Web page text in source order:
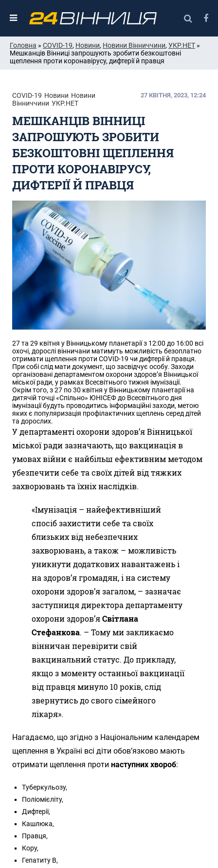
Головна » COVID-19, Новини, Новини Вінниччини, УКР.НЕТ »
Мешканців Вінниці запрошують зробити безкоштовні
щеплення проти коронавірусу, дифтерії й правця
COVID-19 Новини Новини
Вінниччини УКР.НЕТ
27 КВІТНЯ, 2023, 12:24
МЕШКАНЦІВ ВІННИЦІ
ЗАПРОШУЮТЬ ЗРОБИТИ
БЕЗКОШТОВНІ ЩЕПЛЕННЯ
ПРОТИ КОРОНАВІРУСУ,
ДИФТЕРІЇ Й ПРАВЦЯ
27 та 29 квітня у Вінницькому планетарії з 12:00 до 16:00 всі
охочі, дорослі вінничани матимуть можливість безоплатно
отримати щеплення проти COVID-19 чи дифтерії й правця.
При собі слід мати документ, що засвідчує особу. Заходи
організовані департаментом охорони здоров’я Вінницької
міської ради, у рамках Всесвітнього тижня імунізації.
Окрім того, з 27 по 30 квітня у Вінницькому планетарії на
дитячій точці «Спільно» ЮНІСЕФ до Всесвітнього дня
імунізації будуть проводитись інформаційні заходи, метою
яких є популяризація профілактичних щеплень серед дітей
та дорослих.
У департаменті охорони здоров’я Вінницької
міської ради зазначають, що вакцинація в
умовах війни є найбільш ефективним методом
убезпечити себе та своїх дітей від тяжких
захворювань та їхніх наслідків.
«Імунізація – найефективніший
спосіб захистити себе та своїх
близьких від небезпечних
захворювань, а також – можливість
уникнути додаткових навантажень і
на здоров’я громадян, і на систему
охорони здоров’я загалом, – зазначає
заступниця директора департаменту
охорони здоров’яСвітлана
Стефанкова. – Тому ми закликаємо
вінничан перевірити свій
вакцинальний статус. До прикладу,
якщо з моменту останньої вакцинації
від правця минуло 10 років, слід
звернутись до свого сімейного
лікаря».
Нагадаємо, що згідно з Національним календарем
щеплення в Україні всі діти обов’язково мають
отримати щеплення проти наступних хвороб:
Туберкульозу,
Поліомієліту,
Дифтерії,
Кашлюка,
Правця,
Кору,
Гепатиту B,